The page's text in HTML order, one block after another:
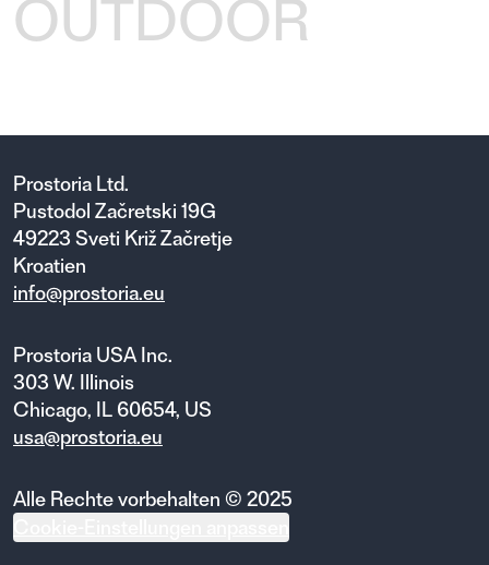
OUTDOOR
Prostoria Ltd.
Pustodol Začretski 19G
49223 Sveti Križ Začretje
Kroatien
info@prostoria.eu
Prostoria USA Inc.
303 W. Illinois
Chicago, IL 60654, US
usa@prostoria.eu
Alle Rechte vorbehalten © 2025